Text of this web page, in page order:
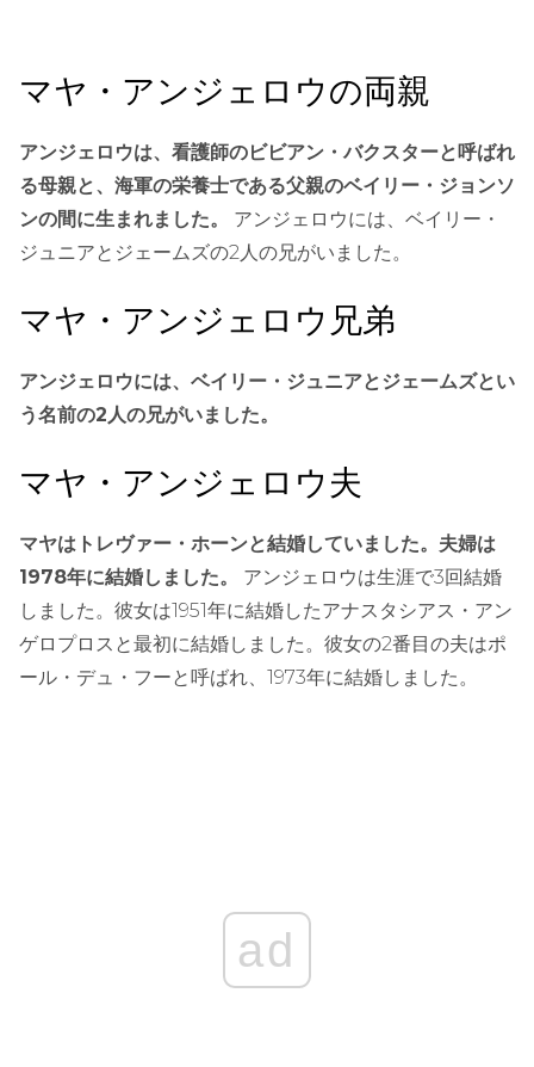
マヤ・アンジェロウの両親
アンジェロウは、看護師のビビアン・バクスターと呼ばれ
る母親と、海軍の栄養士である父親のベイリー・ジョンソ
ンの間に生まれました。
アンジェロウには、ベイリー・
ジュニアとジェームズの2人の兄がいました。
マヤ・アンジェロウ兄弟
アンジェロウには、ベイリー・ジュニアとジェームズとい
う名前の2人の兄がいました。
マヤ・アンジェロウ夫
マヤはトレヴァー・ホーンと結婚していました。夫婦は
1978年に結婚しました。
アンジェロウは生涯で3回結婚
しました。彼女は1951年に結婚したアナスタシアス・アン
ゲロプロスと最初に結婚しました。彼女の2番目の夫はポ
ール・デュ・フーと呼ばれ、1973年に結婚しました。
ad